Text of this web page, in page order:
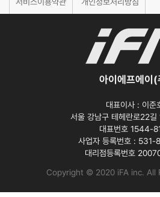
아이에프에이(
대표이사 : 이준
서울 강남구 테헤란로22길
대표번호 1544-
사업자 등록번호 : 531-
대리점등록번호
Copyright © 2020 iFA inc. All